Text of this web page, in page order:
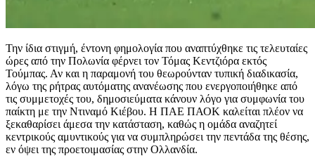
Την ίδια στιγμή, έντονη φημολογία που αναπτύχθηκε τις τελευταίες
ώρες από την Πολωνία φέρνει τον Τόμας Κεντζιόρα εκτός
Τούμπας. Αν και η παραμονή του θεωρούνταν τυπική διαδικασία,
λόγω της ρήτρας αυτόματης ανανέωσης που ενεργοποιήθηκε από
τις συμμετοχές του, δημοσιεύματα κάνουν λόγο για συμφωνία του
παίκτη με την Ντιναμό Κιέβου. Η ΠΑΕ ΠΑΟΚ καλείται πλέον να
ξεκαθαρίσει άμεσα την κατάσταση, καθώς η ομάδα αναζητεί
κεντρικούς αμυντικούς για να συμπληρώσει την πεντάδα της θέσης,
εν όψει της προετοιμασίας στην Ολλανδία.